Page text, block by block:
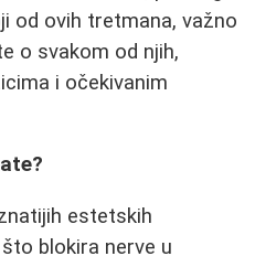
od ovih tretmana, važno
o svakom od njih,
i očekivanim
estetskih
blokira nerve u